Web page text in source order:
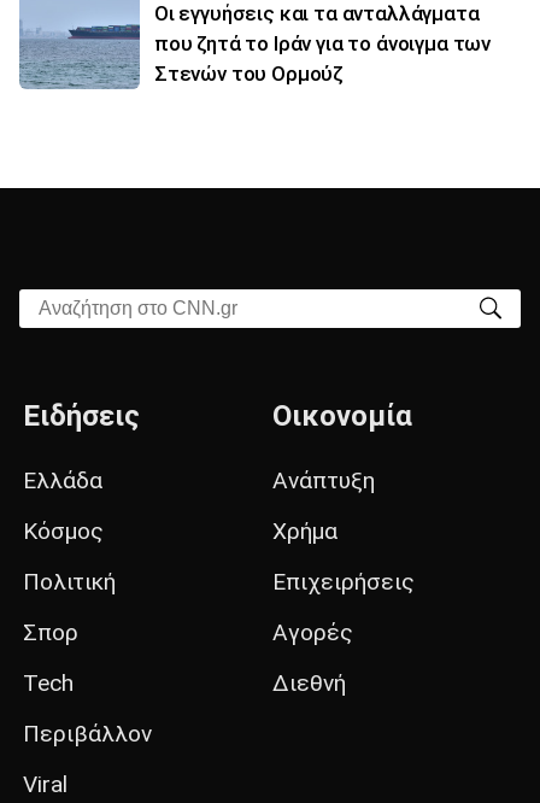
Οι εγγυήσεις και τα ανταλλάγματα
που ζητά το Ιράν για το άνοιγμα των
Στενών του Ορμούζ
Αναζήτηση στο CNN.gr
Ειδήσεις
Ελλάδα
Κόσμος
Πολιτική
Σπορ
Tech
Περιβάλλον
Viral
Οικονομία
Ανάπτυξη
Χρήμα
Επιχειρήσεις
Αγορές
Διεθνή